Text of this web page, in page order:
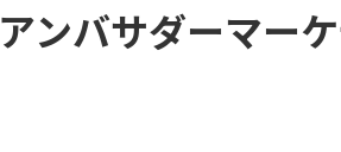
アンバサダーマー